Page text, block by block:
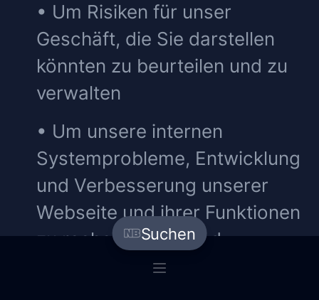
• Um Risiken für unser
Geschäft, die Sie darstellen
könnten zu beurteilen und zu
verwalten
• Um unsere internen
Systemprobleme, Entwicklung
und Verbesserung unserer
Webseite und ihrer Funktionen
zu recherchieren und
diagnostizieren
Suchen